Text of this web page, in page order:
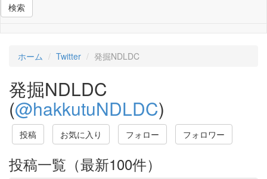
検索
ホーム Twitter 発掘NDLDC
発掘NDLDC
(@hakkutuNDLDC)
投稿 お気に入り フォロー フォロワー
投稿一覧（最新100件）